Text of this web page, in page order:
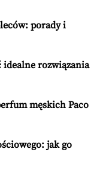
porady i
idealne rozwiązania
męskich Paco
jak go